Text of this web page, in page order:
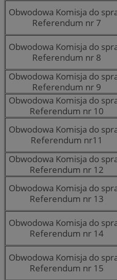
Obwodowa Komisja do
Referendum nr 7
Obwodowa Komisja do
Referendum nr 8
Obwodowa Komisja do
Referendum nr 9
Obwodowa Komisja do
Referendum nr 10
Obwodowa Komisja do
Referendum nr11
Obwodowa Komisja do
Referendum nr 12
Obwodowa Komisja do
Referendum nr 13
Obwodowa Komisja do
Referendum nr 14
Obwodowa Komisja do
Referendum nr 15